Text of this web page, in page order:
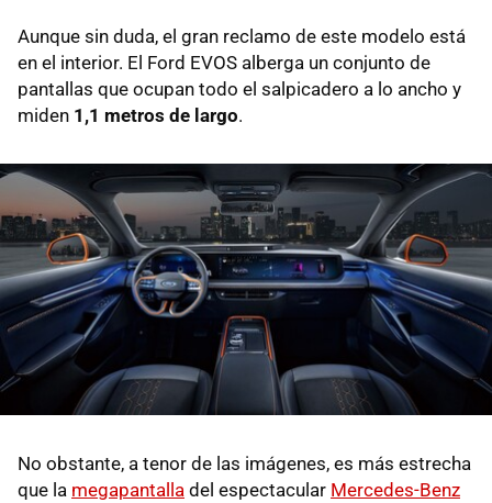
Aunque sin duda, el gran reclamo de este modelo está
en el interior. El Ford EVOS alberga un conjunto de
pantallas que ocupan todo el salpicadero a lo ancho y
miden 1,1 metros de largo.
No obstante, a tenor de las imágenes, es más estrecha
que la megapantalla del espectacular Mercedes-Benz